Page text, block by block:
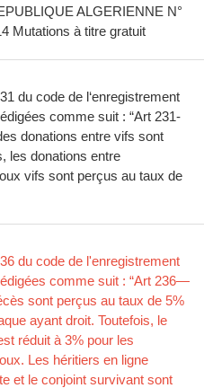
ALGERIENNE N°
Mutations à titre gratuit
du code de l‘enregistrement
comme suit : “Art 231-
donations entre vifs sont
les donations entre
vifs sont perçus au taux de
du code de l'enregistrement
comme suit : “Art 236—
sont perçus au taux de 5%
ayant droit. Toutefois, le
réduit à 3% pour les
Les héritiers en ligne
et le conjoint survivant sont